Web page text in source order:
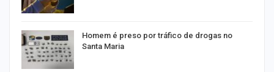
Homem é preso por tráfico de drogas no
Santa Maria